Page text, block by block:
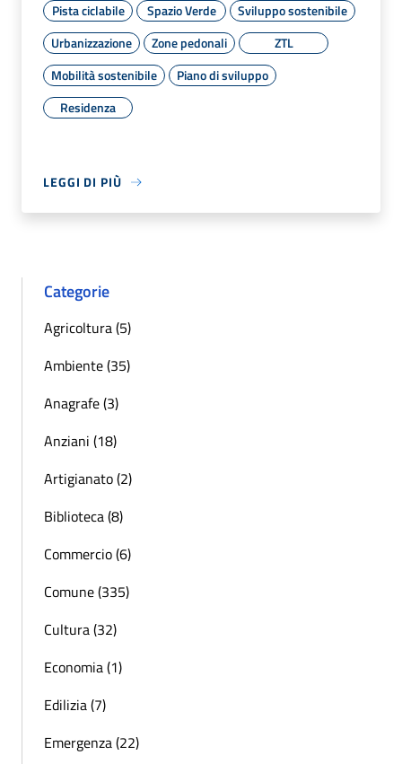
Pista ciclabile
Spazio Verde
Sviluppo sostenibile
Urbanizzazione
Zone pedonali
ZTL
Mobilità sostenibile
Piano di sviluppo
Residenza
LEGGI DI PIÙ
Categorie
Agricoltura (5)
Ambiente (35)
Anagrafe (3)
Anziani (18)
Artigianato (2)
Biblioteca (8)
Commercio (6)
Comune (335)
Cultura (32)
Economia (1)
Edilizia (7)
Emergenza (22)